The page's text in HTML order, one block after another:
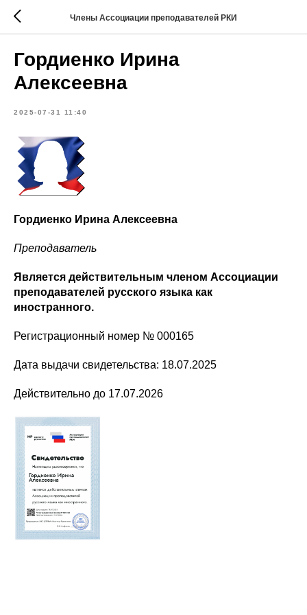
Члены Ассоциации преподавателей РКИ
Гордиенко Ирина
Алексеевна
2025-07-31 11:40
Гордиенко Ирина Алексеевна
Преподаватель
Является действительным членом Ассоциации
преподавателей русского языка как
иностранного.
Регистрационный номер № 000165
Дата выдачи свидетельства: 18.07.2025
Действительно до 17.07.2026